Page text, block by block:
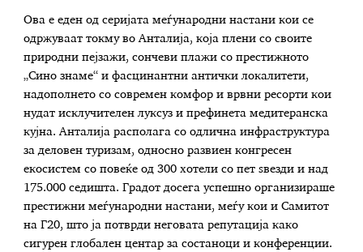
Ова е еден од серијата меѓународни настани кои се
одржуваат токму во Анталија, која плени со своите
природни пејзажи, сончеви плажи со престижното
„Сино знаме“ и фасцинантни антички локалитети,
надополнето со современ комфор и врвни ресорти кои
нудат исклучителен луксуз и префинета медитеранска
кујна. Анталија располага со одлична инфраструктура
за деловен туризам, односно развиен конгресен
екосистем со повеќе од 300 хотели со пет ѕвезди и над
175.000 седишта. Градот досега успешно организираше
престижни меѓународни настани, меѓу кои и Самитот
на Г20, што ја потврди неговата репутација како
сигурен глобален центар за состаноци и конференции.